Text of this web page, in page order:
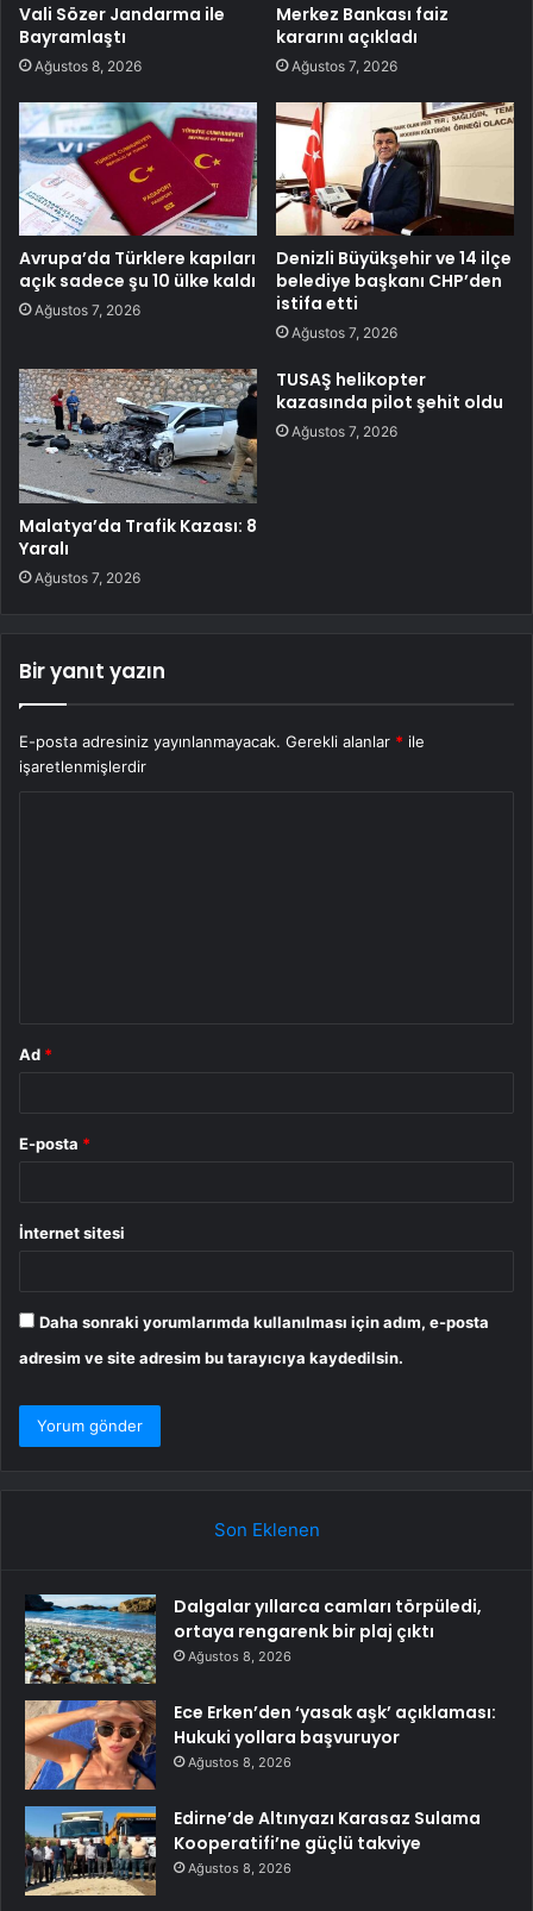
Vali Sözer Jandarma ile
Bayramlaştı
Ağustos 8, 2026
Merkez Bankası faiz
kararını açıkladı
Ağustos 7, 2026
Avrupa’da Türklere kapıları
açık sadece şu 10 ülke kaldı
Ağustos 7, 2026
Denizli Büyükşehir ve 14 ilçe
belediye başkanı CHP’den
istifa etti
Ağustos 7, 2026
Malatya’da Trafik Kazası: 8
Yaralı
Ağustos 7, 2026
TUSAŞ helikopter
kazasında pilot şehit oldu
Ağustos 7, 2026
Bir yanıt yazın
E-posta adresiniz yayınlanmayacak. Gerekli alanlar * ile
işaretlenmişlerdir
Ad *
E-posta *
İnternet sitesi
Daha sonraki yorumlarımda kullanılması için adım, e-posta
adresim ve site adresim bu tarayıcıya kaydedilsin.
Son Eklenen
Dalgalar yıllarca camları törpüledi,
ortaya rengarenk bir plaj çıktı
Ağustos 8, 2026
Ece Erken’den ‘yasak aşk’ açıklaması:
Hukuki yollara başvuruyor
Ağustos 8, 2026
Edirne’de Altınyazı Karasaz Sulama
Kooperatifi’ne güçlü takviye
Ağustos 8, 2026